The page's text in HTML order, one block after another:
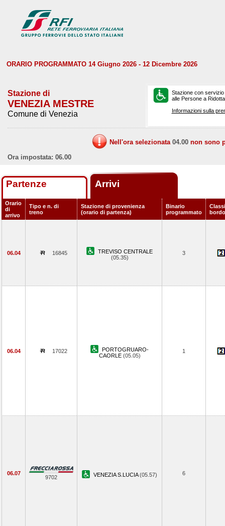
ORARIO PROGRAMMATO 14 Giugno 2026 - 12 Dicembre 2026
Stazione di
VENEZIA MESTRE
Comune di Venezia
Stazione con
alle Persone a
Informazioni sulla
Nell'ora selezionata 04.00 non sono
Ora impostata: 06.00
Partenze Arrivi
Orario
di
arrivo
Tipo e n. di
treno
Stazione di provenienza
(orario di partenza)
Binario
programmato
bordo
06.04 16845
TREVISO CENTRALE
(05.35)
3
06.04 17022
PORTOGRUARO-
CAORLE (05.05)
1
06.07
9702 VENEZIA S.LUCIA(05.57) 6